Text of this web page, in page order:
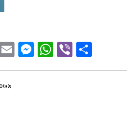
EmailMessenger
WhatsApp
Viber